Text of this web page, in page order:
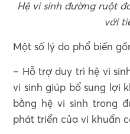
Hệ vi sinh đường ruột
với
Một số lý do phổ biến
– Hỗ trợ duy trì hệ vi
vi sinh giúp bổ sung lợi
bằng hệ vi sinh trong
phát triển của vi khuẩn